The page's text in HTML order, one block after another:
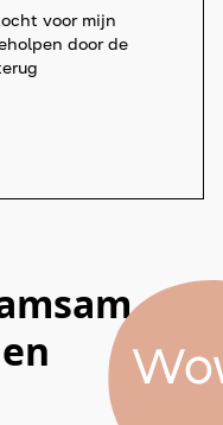
voor mijn
door de